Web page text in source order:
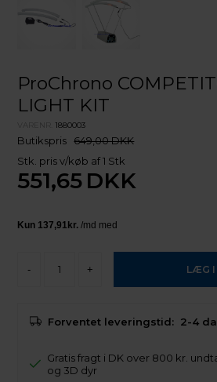
ProChrono
LIGHT KIT
1880003
Butikspris 649,00 DKK
Stk. pris v/køb af 1 Stk
551,65 DKK
- +
Forventet leveringstid: 2-4
Gratis fragt i DK over 800 kr.
og 3D dyr